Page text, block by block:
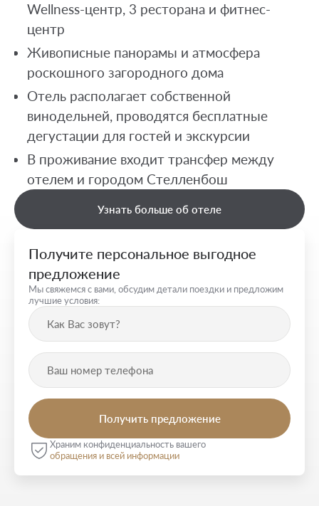
Wellness-центр, 3 ресторана и фитнес-
центр
Живописные панорамы и атмосфера
роскошного загородного дома
Отель располагает собственной
винодельней, проводятся бесплатные
дегустации для гостей и экскурсии
В проживание входит трансфер между
отелем и городом Стелленбош
Узнать больше об отеле
Получите персональное выгодное
предложение
Мы свяжемся с вами, обсудим детали поездки и предложим
лучшие условия:
Храним конфиденциальность вашего
обращения и всей информации